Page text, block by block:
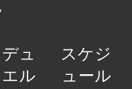
デュ
エル
スケジ
ュール